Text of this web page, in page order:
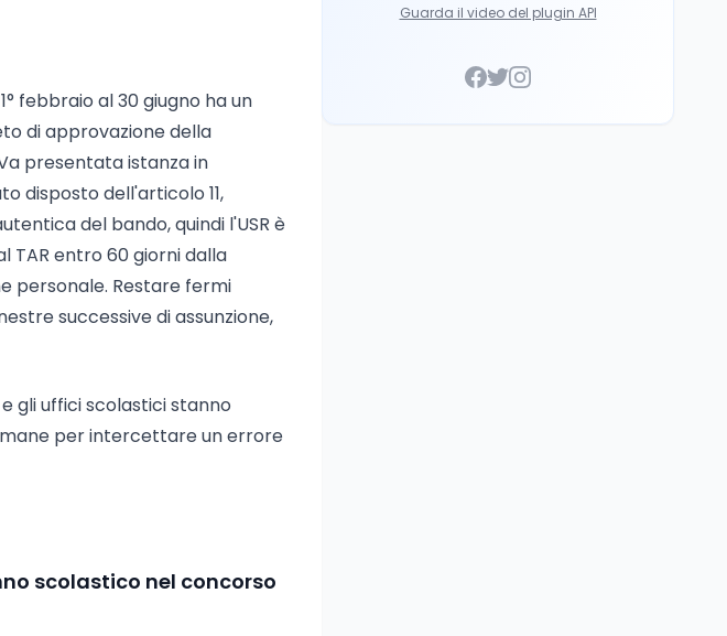
febbraio al 30 giugno ha un
di approvazione della
presentata istanza in
disposto dell'articolo 11,
del bando, quindi l'USR è
TAR entro 60 giorni dalla
personale. Restare fermi
successive di assunzione,
gli uffici scolastici stanno
per intercettare un errore
scolastico nel concorso
Guarda il video del plugin API